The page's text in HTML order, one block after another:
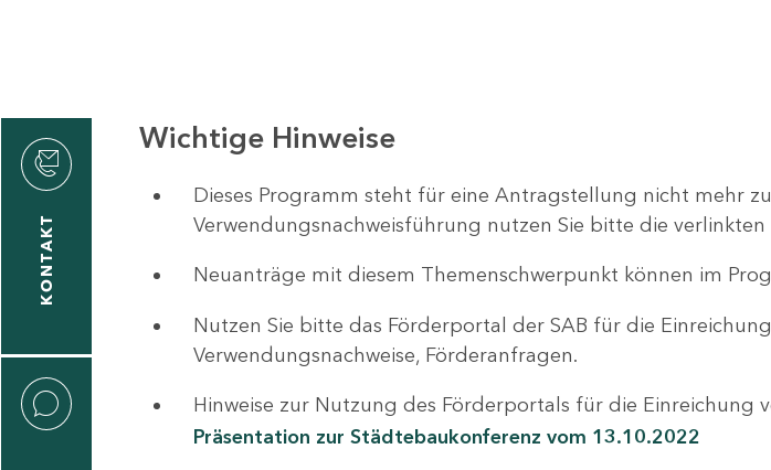
KONTAKT
Wichtige Hinweise
Dieses Programm steht für eine Antragstellung nicht mehr
Verwendungsnachweisführung nutzen Sie bitte die verlinkten
Neuanträge mit diesem Themenschwerpunkt können im
Nutzen Sie bitte das Förderportal der SAB für die
Verwendungsnachweise, Förderanfragen.
Hinweise zur Nutzung des Förderportals für die
Präsentation zur Städtebaukonferenz vom 13.10.2022